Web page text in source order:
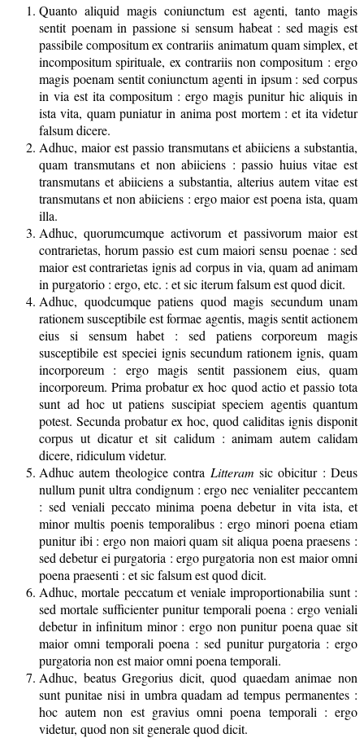
Quanto aliquid magis coniunctum est agenti, tanto magis
sentit poenam in passione si sensum habeat : sed magis est
passibile compositum ex contrariis animatum quam simplex, et
incompositum spirituale, ex contrariis non compositum : ergo
magis poenam sentit coniunctum agenti in ipsum : sed corpus
in via est ita compositum : ergo magis punitur hic aliquis in
ista vita, quam puniatur in anima post mortem : et ita videtur
falsum dicere.
Adhuc, maior est passio transmutans et abiiciens a substantia,
quam transmutans et non abiiciens : passio huius vitae est
transmutans et abiiciens a substantia, alterius autem vitae est
transmutans et non abiiciens : ergo maior est poena ista, quam
illa.
Adhuc, quorumcumque activorum et passivorum maior est
contrarietas, horum passio est cum maiori sensu poenae : sed
maior est contrarietas ignis ad corpus in via, quam ad animam
in purgatorio : ergo, etc. : et sic iterum falsum est quod dicit.
Adhuc, quodcumque patiens quod magis secundum unam
rationem susceptibile est formae agentis, magis sentit actionem
eius si sensum habet : sed patiens corporeum magis
susceptibile est speciei ignis secundum rationem ignis, quam
incorporeum : ergo magis sentit passionem eius, quam
incorporeum. Prima probatur ex hoc quod actio et passio tota
sunt ad hoc ut patiens suscipiat speciem agentis quantum
potest. Secunda probatur ex hoc, quod caliditas ignis disponit
corpus ut dicatur et sit calidum : animam autem calidam
dicere, ridiculum videtur.
Adhuc autem theologice contra Litteram sic obicitur : Deus
nullum punit ultra condignum : ergo nec venialiter peccantem
: sed veniali peccato minima poena debetur in vita ista, et
minor multis poenis temporalibus : ergo minori poena etiam
punitur ibi : ergo non maiori quam sit aliqua poena praesens :
sed debetur ei purgatoria : ergo purgatoria non est maior omni
poena praesenti : et sic falsum est quod dicit.
Adhuc, mortale peccatum et veniale improportionabilia sunt :
sed mortale sufficienter punitur temporali poena : ergo veniali
debetur in infinitum minor : ergo non punitur poena quae sit
maior omni temporali poena : sed punitur purgatoria : ergo
purgatoria non est maior omni poena temporali.
Adhuc, beatus Gregorius dicit, quod quaedam animae non
sunt punitae nisi in umbra quadam ad tempus permanentes :
hoc autem non est gravius omni poena temporali : ergo
videtur, quod non sit generale quod dicit.